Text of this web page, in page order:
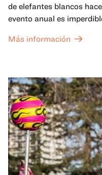
de elefantes blancos
evento anual es
Más información